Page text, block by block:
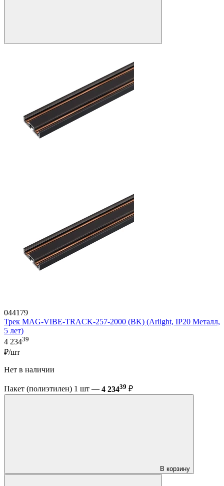
044179
Трек MAG-VIBE-TRACK-257-2000 (BK) (Arlight, IP20 Металл,
5 лет)
4 23439
₽/шт
Нет в наличии
Пакет (полиэтилен) 1 шт — 4 23439 ₽
В корзину